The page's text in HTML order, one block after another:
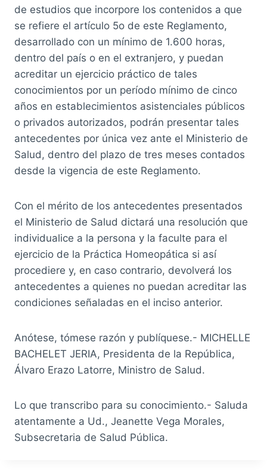
de estudios que incorpore los contenidos a que
se refiere el artículo 5o de este Reglamento,
desarrollado con un mínimo de 1.600 horas,
dentro del país o en el extranjero, y puedan
acreditar un ejercicio práctico de tales
conocimientos por un período mínimo de cinco
años en establecimientos asistenciales públicos
o privados autorizados, podrán presentar tales
antecedentes por única vez ante el Ministerio de
Salud, dentro del plazo de tres meses contados
desde la vigencia de este Reglamento.
Con el mérito de los antecedentes presentados
el Ministerio de Salud dictará una resolución que
individualice a la persona y la faculte para el
ejercicio de la Práctica Homeopática si así
procediere y, en caso contrario, devolverá los
antecedentes a quienes no puedan acreditar las
condiciones señaladas en el inciso anterior.
Anótese, tómese razón y publíquese.- MICHELLE
BACHELET JERIA, Presidenta de la República,
Álvaro Erazo Latorre, Ministro de Salud.
Lo que transcribo para su conocimiento.- Saluda
atentamente a Ud., Jeanette Vega Morales,
Subsecretaria de Salud Pública.